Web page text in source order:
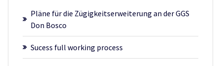
Pläne für die Zügigkeitserweiterung an der GGS
Don Bosco
Sucess full working process